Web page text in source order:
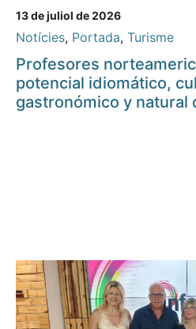
13 de juliol de 2026
Notícies, Portada, Turisme
Profesores
potencial idiomático,
gastronómico y natural